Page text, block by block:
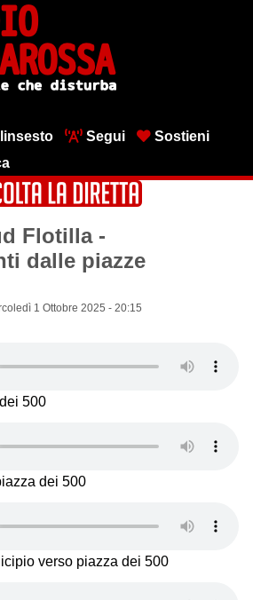
Segui
Sostieni
Flotilla -
dalle piazze
1 Ottobre 2025 - 20:15
500
dei 500
verso piazza dei 500